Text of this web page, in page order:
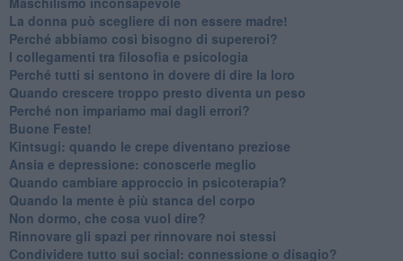
​La donna può scegliere di non essere madre!
​Perché abbiamo così bisogno di supereroi?
​I collegamenti tra filosofia e psicologia
​Perché tutti si sentono in dovere di dire la loro
​Quando crescere troppo presto diventa un peso
​Perché non impariamo mai dagli errori?
​Buone Feste!
​Kintsugi: quando le crepe diventano preziose
Ansia e depressione: conoscerle meglio
Quando cambiare approccio in psicoterapia?
​Quando la mente è più stanca del corpo
Non dormo, che cosa vuol dire?
​Rinnovare gli spazi per rinnovare noi stessi
​Condividere tutto sui social: connessione o disagio?